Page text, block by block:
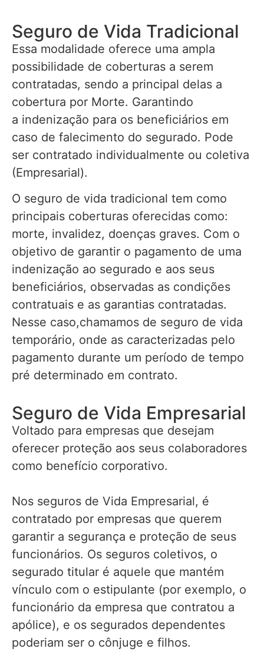
Seguro de Vida Tradicional
Essa modalidade oferece uma ampla
possibilidade de coberturas a serem
contratadas, sendo a principal delas a
cobertura por Morte. Garantindo
a indenização para os beneficiários em
caso de falecimento do segurado. Pode
ser contratado individualmente ou coletiva
(Empresarial).
O seguro de vida tradicional tem como
principais coberturas oferecidas como:
morte, invalidez, doenças graves. Com o
objetivo de garantir o pagamento de uma
indenização ao segurado e aos seus
beneficiários, observadas as condições
contratuais e as garantias contratadas.
Nesse caso,chamamos de seguro de vida
temporário, onde as caracterizadas pelo
pagamento durante um período de tempo
pré determinado em contrato.
Seguro de Vida Empresarial
Voltado para empresas que desejam
oferecer proteção aos seus colaboradores
como benefício corporativo.
Nos seguros de Vida Empresarial, é
contratado por empresas que querem
garantir a segurança e proteção de seus
funcionários. Os seguros coletivos, o
segurado titular é aquele que mantém
vínculo com o estipulante (por exemplo, o
funcionário da empresa que contratou a
apólice), e os segurados dependentes
poderiam ser o cônjuge e filhos.